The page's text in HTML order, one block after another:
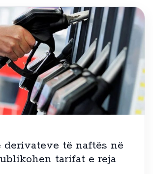
derivateve të naftës në
tarifat e reja